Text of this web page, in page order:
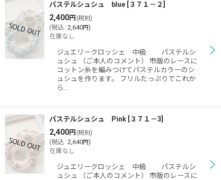
パステルシュシュ blue ３７１－２
2,400円 (税別)
(税込 : 2,640円)
在庫なし
ジュエリークロッシェ 中級 パステルシ
ュシュ （ご本人のコメント） 市販のレースに
コットン糸を編みつけてパステルカラーのシ
ュシュを作ります。 フリルたっぷりでこれか
ら…
パステルシュシュ Pink ３７１－3
2,400円 (税別)
(税込 : 2,640円)
在庫なし
ジュエリークロッシェ 中級 パステルシ
ュシュ （ご本人のコメント） 市販のレースに